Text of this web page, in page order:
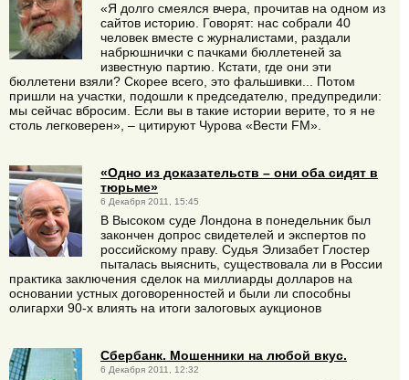
«Я долго смеялся вчера, прочитав на одном из
сайтов историю. Говорят: нас собрали 40
человек вместе с журналистами, раздали
набрюшнички с пачками бюллетеней за
известную партию. Кстати, где они эти
бюллетени взяли? Скорее всего, это фальшивки... Потом
пришли на участки, подошли к председателю, предупредили:
мы сейчас вбросим. Если вы в такие истории верите, то я не
столь легковерен», – цитируют Чурова «Вести FM».
«Одно из доказательств – они оба сидят в
тюрьме»
6 Декабря 2011, 15:45
В Высоком суде Лондона в понедельник был
закончен допрос свидетелей и экспертов по
российскому праву. Судья Элизабет Глостер
пыталась выяснить, существовала ли в России
практика заключения сделок на миллиарды долларов на
основании устных договоренностей и были ли способны
олигархи 90-х влиять на итоги залоговых аукционов
Сбербанк. Мошенники на любой вкус.
6 Декабря 2011, 12:32